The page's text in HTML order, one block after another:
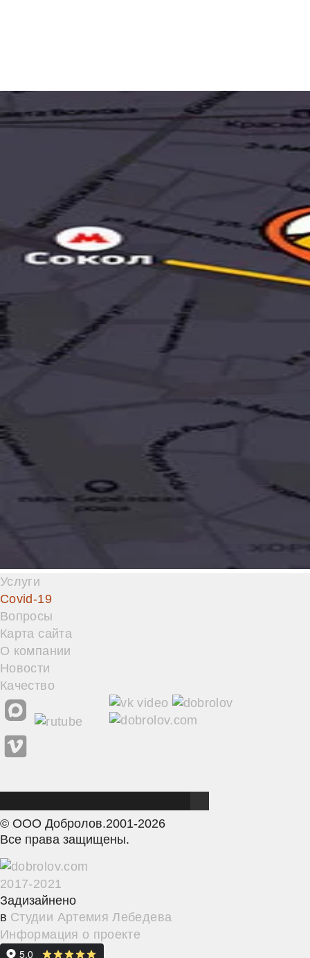
Услуги
Covid-19
Вопросы
Карта сайта
О компании
Новости
Качество
© ООО Добролов.2001-2026
Все права защищены.
2017-2021
Задизайнено
в Студии Артемия Лебедева
Информация о проекте